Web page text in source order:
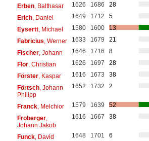
Erben, Balthasar 1626 1686
28
Erich, Daniel 1649 1712
5
Eysertt, Michael 1580 1600
13
Fabricius , Werner 1633 1679
21
Fischer, Johann 1646 1716
8
Flor, Christian 1626 1697
28
Förster, Kaspar 1616 1673
38
Förtsch, Johann
Philipp
1652 1732 2
Franck, Melchior 1579 1639
52
Froberger,
Johann Jakob
1616 1667 38
Funck, David 1648 1701
6